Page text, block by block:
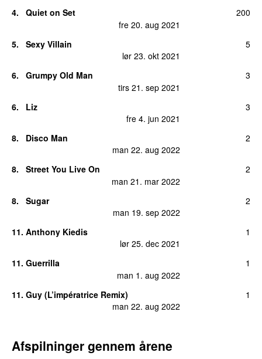
4.
Quiet on Set
fre 20. aug 2021
200
5.
Sexy Villain
lør 23. okt 2021
5
6.
Grumpy Old Man
tirs 21. sep 2021
3
6.
Liz
fre 4. jun 2021
3
8.
Disco Man
man 22. aug 2022
2
8.
Street You Live On
man 21. mar 2022
2
8.
Sugar
man 19. sep 2022
2
11. Anthony Kiedis
lør 25. dec 2021
1
11. Guerrilla
man 1. aug 2022
1
11. Guy (L’impératrice Remix)
man 22. aug 2022
1
Afspilninger gennem årene